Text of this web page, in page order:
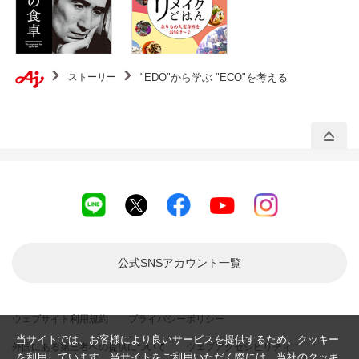
ストーリー "EDO"から学ぶ "ECO"を考える
ウェブサイト利用規約 プライバシーポリシー
外国にある第三者への提供について ウェブアクセシビリティ
公式SNSアカウント一覧
当サイトでは、お客様により良いサービスを提供するため、クッキー